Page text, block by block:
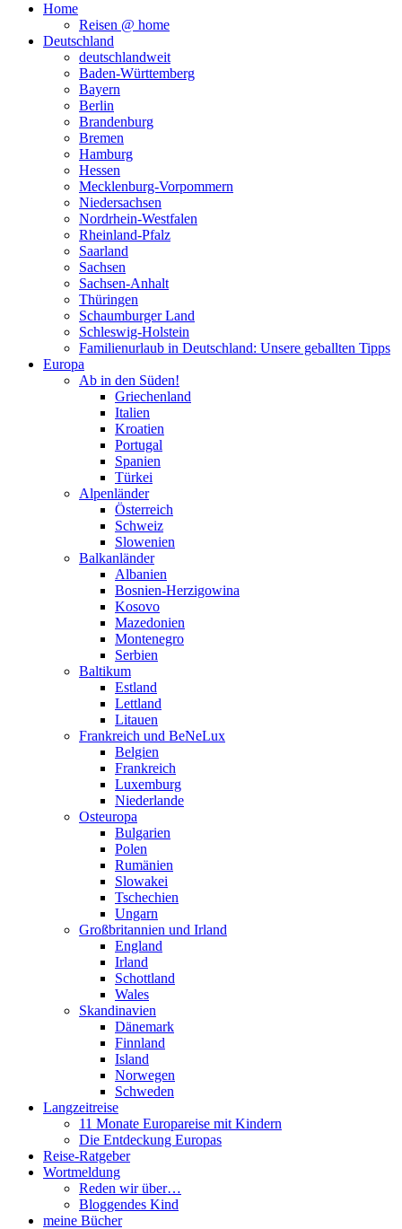
Home
Reisen @ home
Deutschland
deutschlandweit
Baden-Württemberg
Bayern
Berlin
Brandenburg
Bremen
Hamburg
Hessen
Mecklenburg-Vorpommern
Niedersachsen
Nordrhein-Westfalen
Rheinland-Pfalz
Saarland
Sachsen
Sachsen-Anhalt
Thüringen
Schaumburger Land
Schleswig-Holstein
Familienurlaub in Deutschland: Unsere geballten Tipps
Europa
Ab in den Süden!
Griechenland
Italien
Kroatien
Portugal
Spanien
Türkei
Alpenländer
Österreich
Schweiz
Slowenien
Balkanländer
Albanien
Bosnien-Herzigowina
Kosovo
Mazedonien
Montenegro
Serbien
Baltikum
Estland
Lettland
Litauen
Frankreich und BeNeLux
Belgien
Frankreich
Luxemburg
Niederlande
Osteuropa
Bulgarien
Polen
Rumänien
Slowakei
Tschechien
Ungarn
Großbritannien und Irland
England
Irland
Schottland
Wales
Skandinavien
Dänemark
Finnland
Island
Norwegen
Schweden
Langzeitreise
11 Monate Europareise mit Kindern
Die Entdeckung Europas
Reise-Ratgeber
Wortmeldung
Reden wir über…
Bloggendes Kind
meine Bücher